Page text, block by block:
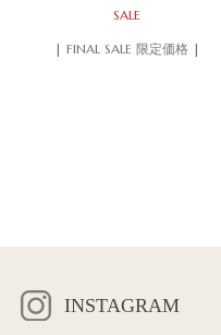
SALE
| FINAL SALE 限定価格 |
INSTAGRAM